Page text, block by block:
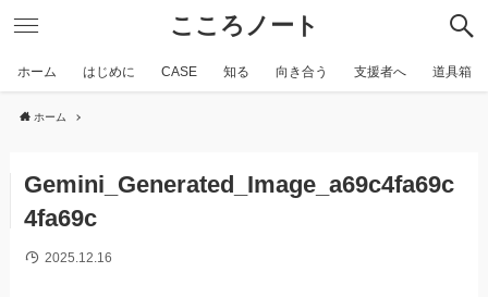
こころノート
ホーム はじめに CASE 知る 向き合う 支援者へ 道具箱
ホーム
Gemini_Generated_Image_a69c4fa69c
4fa69c
2025.12.16